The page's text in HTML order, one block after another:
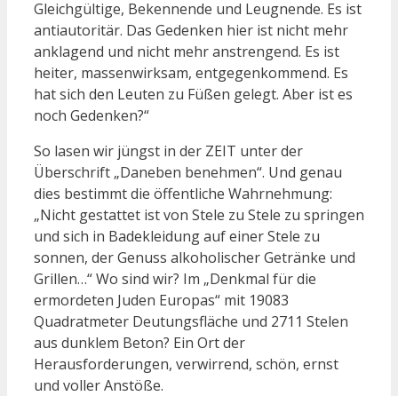
Gleichgültige, Bekennende und Leugnende. Es ist
antiautoritär. Das Gedenken hier ist nicht mehr
anklagend und nicht mehr anstrengend. Es ist
heiter, massenwirksam, entgegenkommend. Es
hat sich den Leuten zu Füßen gelegt. Aber ist es
noch Gedenken?“
So lasen wir jüngst in der ZEIT unter der
Überschrift „Daneben benehmen“. Und genau
dies bestimmt die öffentliche Wahrnehmung:
„Nicht gestattet ist von Stele zu Stele zu springen
und sich in Badekleidung auf einer Stele zu
sonnen, der Genuss alkoholischer Getränke und
Grillen…“ Wo sind wir? Im „Denkmal für die
ermordeten Juden Europas“ mit 19083
Quadratmeter Deutungsfläche und 2711 Stelen
aus dunklem Beton? Ein Ort der
Herausforderungen, verwirrend, schön, ernst
und voller Anstöße.